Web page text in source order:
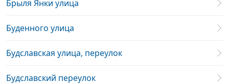
Брыля Янки улица
Буденного улица
Будславская улица, переулок
Будславский переулок